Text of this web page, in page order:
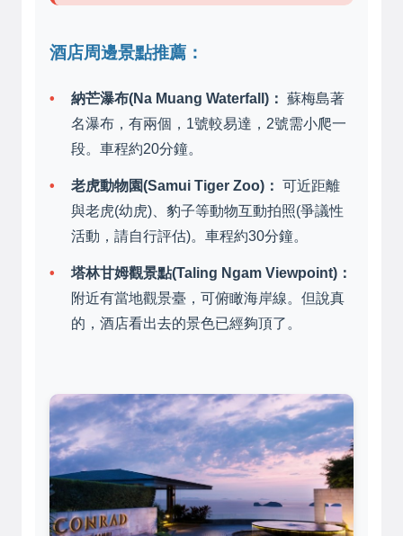
酒店周邊景點推薦：
納芒瀑布(Na Muang Waterfall)： 蘇梅島著
名瀑布，有兩個，1號較易達，2號需小爬一
段。車程約20分鐘。
老虎動物園(Samui Tiger Zoo)： 可近距離
與老虎(幼虎)、豹子等動物互動拍照(爭議性
活動，請自行評估)。車程約30分鐘。
塔林甘姆觀景點(Taling Ngam Viewpoint)：
附近有當地觀景臺，可俯瞰海岸線。但說真
的，酒店看出去的景色已經夠頂了。